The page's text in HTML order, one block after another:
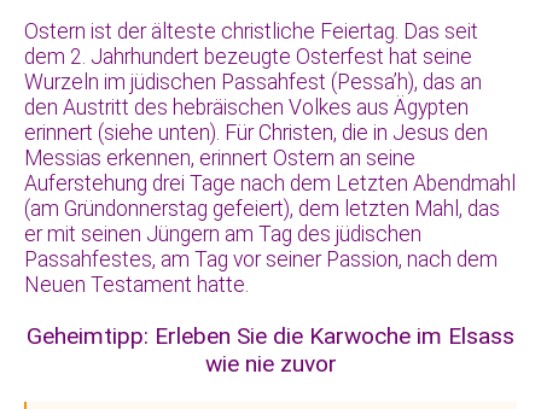
Ostern ist der älteste christliche Feiertag. Das seit
dem 2. Jahrhundert bezeugte Osterfest hat seine
Wurzeln im jüdischen Passahfest (Pessa’h), das an
den Austritt des hebräischen Volkes aus Ägypten
erinnert (siehe unten). Für Christen, die in Jesus den
Messias erkennen, erinnert Ostern an seine
Auferstehung drei Tage nach dem Letzten Abendmahl
(am Gründonnerstag gefeiert), dem letzten Mahl, das
er mit seinen Jüngern am Tag des jüdischen
Passahfestes, am Tag vor seiner Passion, nach dem
Neuen Testament hatte.
Geheimtipp: Erleben Sie die Karwoche im Elsass
wie nie zuvor